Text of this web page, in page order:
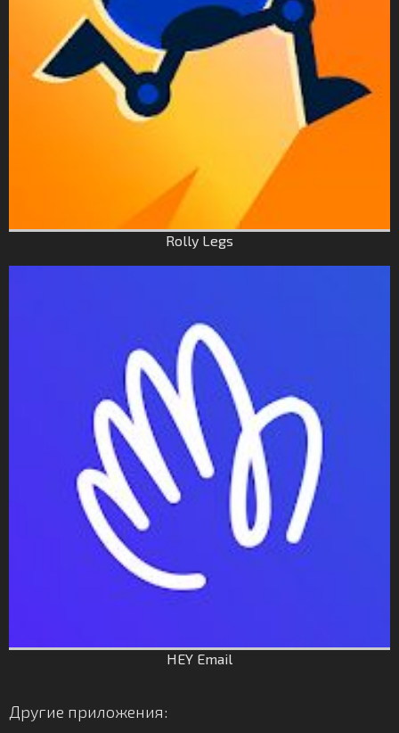
Rolly Legs
HEY Email
Другие приложения: